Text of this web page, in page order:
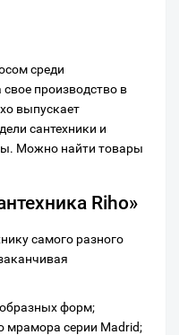
среди
производство в
выпускает
сантехники и
Можно найти товары
Riho»
самого разного
форм;
мрамора серии Madrid;